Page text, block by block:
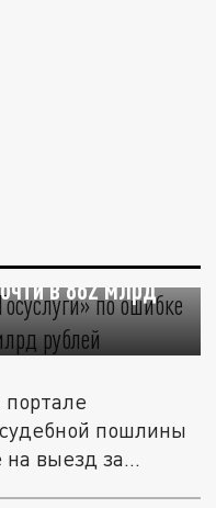
по
в 862 млрд
пошлины
выезд за...